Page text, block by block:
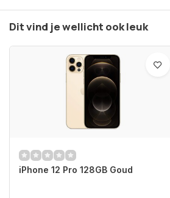
Dit vind je wellicht ook leuk
iPhone 12 Pro 128GB Goud